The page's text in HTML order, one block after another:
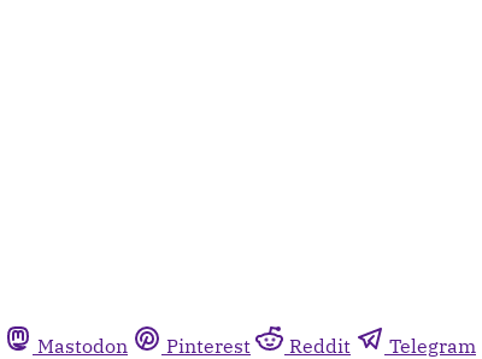
Mastodon Pinterest Reddit Telegram